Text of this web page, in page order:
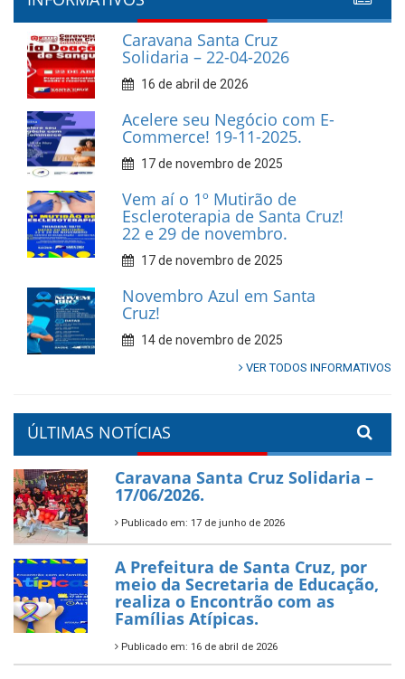
Caravana Santa Cruz
Solidaria – 22-04-2026
16 de abril de 2026
Acelere seu Negócio com E-
Commerce! 19-11-2025.
17 de novembro de 2025
Vem aí o 1º Mutirão de
Escleroterapia de Santa Cruz!
22 e 29 de novembro.
17 de novembro de 2025
Novembro Azul em Santa
Cruz!
14 de novembro de 2025
VER TODOS INFORMATIVOS
ÚLTIMAS NOTÍCIAS
Caravana Santa Cruz Solidaria –
17/06/2026.
Publicado em: 17 de junho de 2026
A Prefeitura de Santa Cruz, por
meio da Secretaria de Educação,
realiza o Encontrão com as
Famílias Atípicas.
Publicado em: 16 de abril de 2026